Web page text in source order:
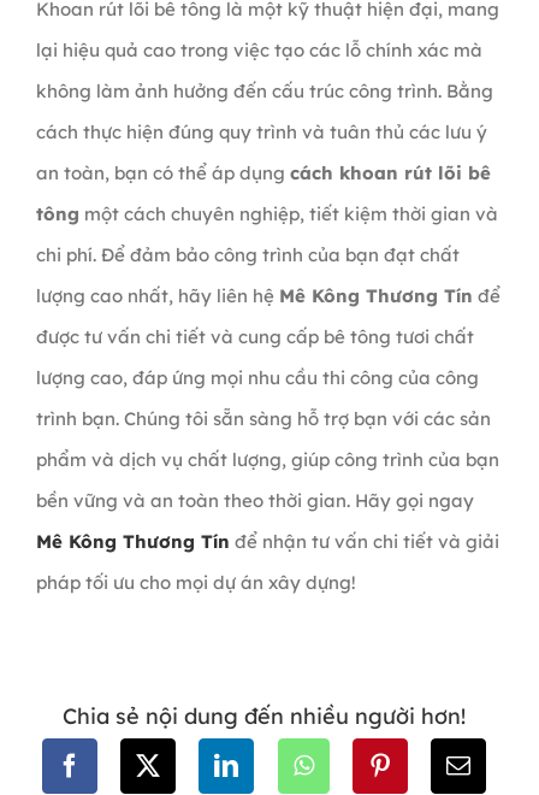
Khoan rút lõi bê tông là một kỹ thuật hiện đại, mang
lại hiệu quả cao trong việc tạo các lỗ chính xác mà
không làm ảnh hưởng đến cấu trúc công trình. Bằng
cách thực hiện đúng quy trình và tuân thủ các lưu ý
an toàn, bạn có thể áp dụng cách khoan rút lõi bê
tông một cách chuyên nghiệp, tiết kiệm thời gian và
chi phí. Để đảm bảo công trình của bạn đạt chất
lượng cao nhất, hãy liên hệ Mê Kông Thương Tín để
được tư vấn chi tiết và cung cấp bê tông tươi chất
lượng cao, đáp ứng mọi nhu cầu thi công của công
trình bạn. Chúng tôi sẵn sàng hỗ trợ bạn với các sản
phẩm và dịch vụ chất lượng, giúp công trình của bạn
bền vững và an toàn theo thời gian. Hãy gọi ngay
Mê Kông Thương Tín để nhận tư vấn chi tiết và giải
pháp tối ưu cho mọi dự án xây dựng!
Chia sẻ nội dung đến nhiều người hơn!